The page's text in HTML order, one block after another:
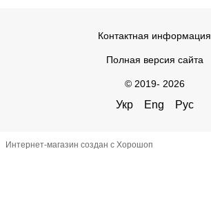
Контактная информация
Полная версия сайта
© 2019- 2026
Укр Eng Рус
Интернет-магазин создан с Хорошоп